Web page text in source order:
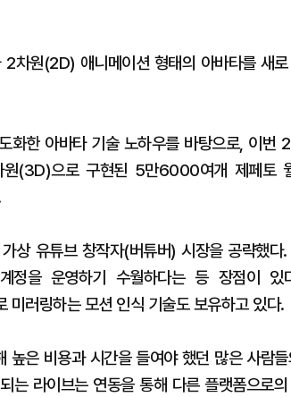
차원(2D) 애니메이션 형태의 아바타를 새로
화한 아바타 기술 노하우를 바탕으로, 이번
원(3D)으로 구현된 5만6000여개 제페토
상 유튜브 창작자(버튜버) 시장을 공략했다
을 운영하기 수월하다는 등 장점이 있
러링하는 모션 인식 기술도 보유하고 있다.
높은 비용과 시간을 들여야 했던 많은 사람
는 라이브는 연동을 통해 다른 플랫폼으로